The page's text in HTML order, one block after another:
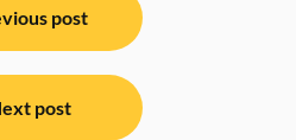
post
post